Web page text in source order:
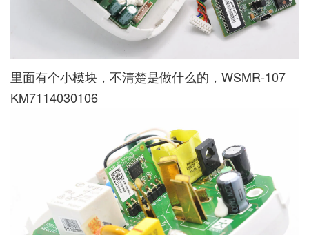
里面有个小模块，不清楚是做什么的，WSMR-107
KM7114030106